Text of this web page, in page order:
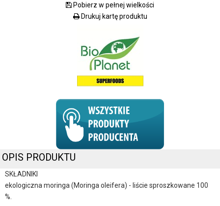
Pobierz w pełnej wielkości
Drukuj kartę produktu
OPIS PRODUKTU
SKŁADNIKI
ekologiczna moringa (Moringa oleifera) - liście sproszkowane 100
%.